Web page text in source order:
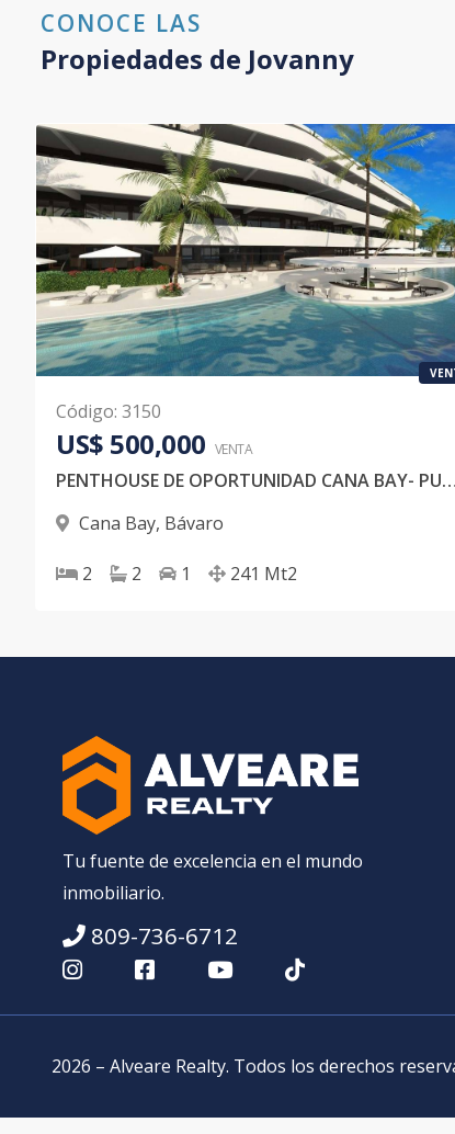
CONOCE LAS
Propiedades de Jovanny
Código: 3150
US$ 500,000 VENTA
PENTHOUSE DE OPORTUNIDAD CANA BAY- PUNTA CANA
Cana Bay, Bávaro
2 2 1 241 Mt2
Tu fuente de excelencia en el mundo
inmobiliario.
809-736-6712
2026 – Alveare Realty. Todos los derechos